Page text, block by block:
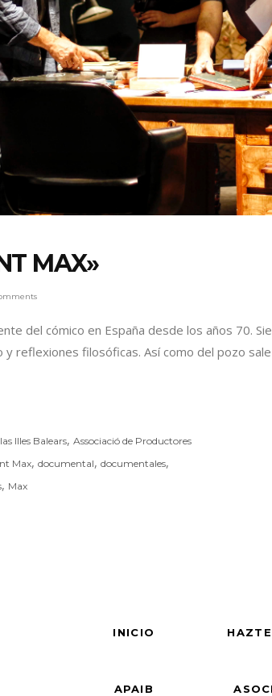
MAX»
del cómico en España desde los años 70.
reflexiones filosóficas. Así como del pozo
Illes Balears, Associació de Productores
Max, documental, documentales,
, Max
INICIO
APAIB